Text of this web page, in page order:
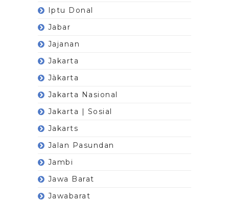
Iptu Donal
Jabar
Jajanan
Jakarta
Jàkarta
Jakarta Nasional
Jakarta | Sosial
Jakarts
Jalan Pasundan
Jambi
Jawa Barat
Jawabarat